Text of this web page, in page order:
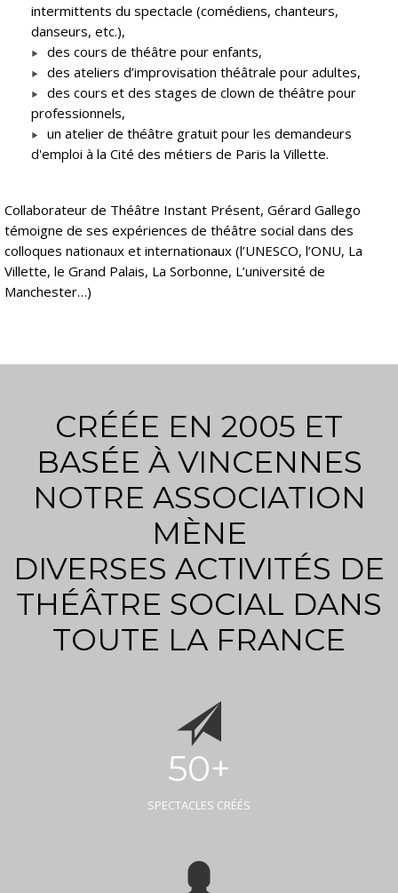
intermittents du spectacle (comédiens, chanteurs,
danseurs, etc.),
des cours de théâtre pour enfants,
des ateliers d’improvisation théâtrale pour adultes,
des cours et des stages de clown de théâtre pour
professionnels,
un atelier de théâtre gratuit pour les demandeurs
d'emploi à la Cité des métiers de Paris la Villette.
Collaborateur de Théâtre Instant Présent, Gérard Gallego
témoigne de ses expériences de théâtre social dans des
colloques nationaux et internationaux (l’UNESCO, l’ONU, La
Villette, le Grand Palais, La Sorbonne, L’université de
Manchester…)
CRÉÉE EN 2005 ET
BASÉE À VINCENNES
NOTRE ASSOCIATION
MÈNE
DIVERSES ACTIVITÉS DE
THÉÂTRE SOCIAL DANS
TOUTE LA FRANCE
50+
SPECTACLES CRÉÉS